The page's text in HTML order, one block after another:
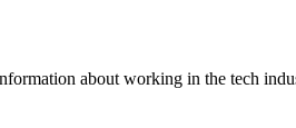
about working in the tech